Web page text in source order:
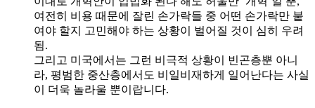
여전히 비용 때문에 잘린 손가락들 중 어떤 손가락만 붙
여야 할지 고민해야 하는 상황이 벌어질 것이 심히 우려
됨.
그리고 미국에서는 그런 비극적 상황이 빈곤층뿐 아니
라, 평범한 중산층에서도 비일비재하게 일어난다는 사실
이 더욱 놀라울 뿐이랍니다.